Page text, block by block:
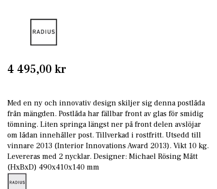
beginning
the
4 495,00 kr
Med en ny och innovativ design skiljer sig denna postlåda
från mängden. Postlåda har fällbar front av glas för smidig
tömning. Liten springa längst ner på front delen avslöjar
om lådan innehåller post. Tillverkad i rostfritt. Utsedd till
vinnare 2013 (Interior Innovations Award 2013). Vikt 10 kg.
Levereras med 2 nycklar. Designer: Michael Rösing Mått
(HxBxD) 490x410x140 mm